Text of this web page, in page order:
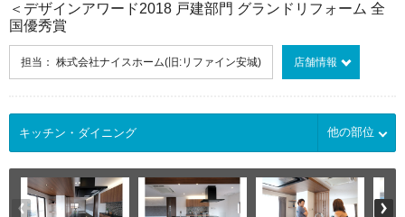
＜デザインアワード2018 戸建部門 グランドリフォーム 全
国優秀賞
担当： 株式会社ナイスホーム(旧:リファイン安城) 店舗情報
他の部位